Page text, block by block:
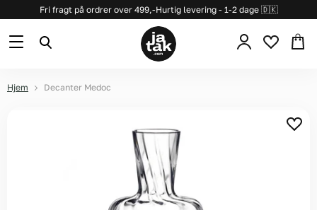
Fri fragt på ordrer over 499,-Hurtig levering - 1-2 dage 🇩🇰
Hjem Decanter Medoc